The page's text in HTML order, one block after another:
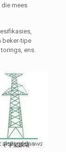
die mees
beker-tipe
ens.